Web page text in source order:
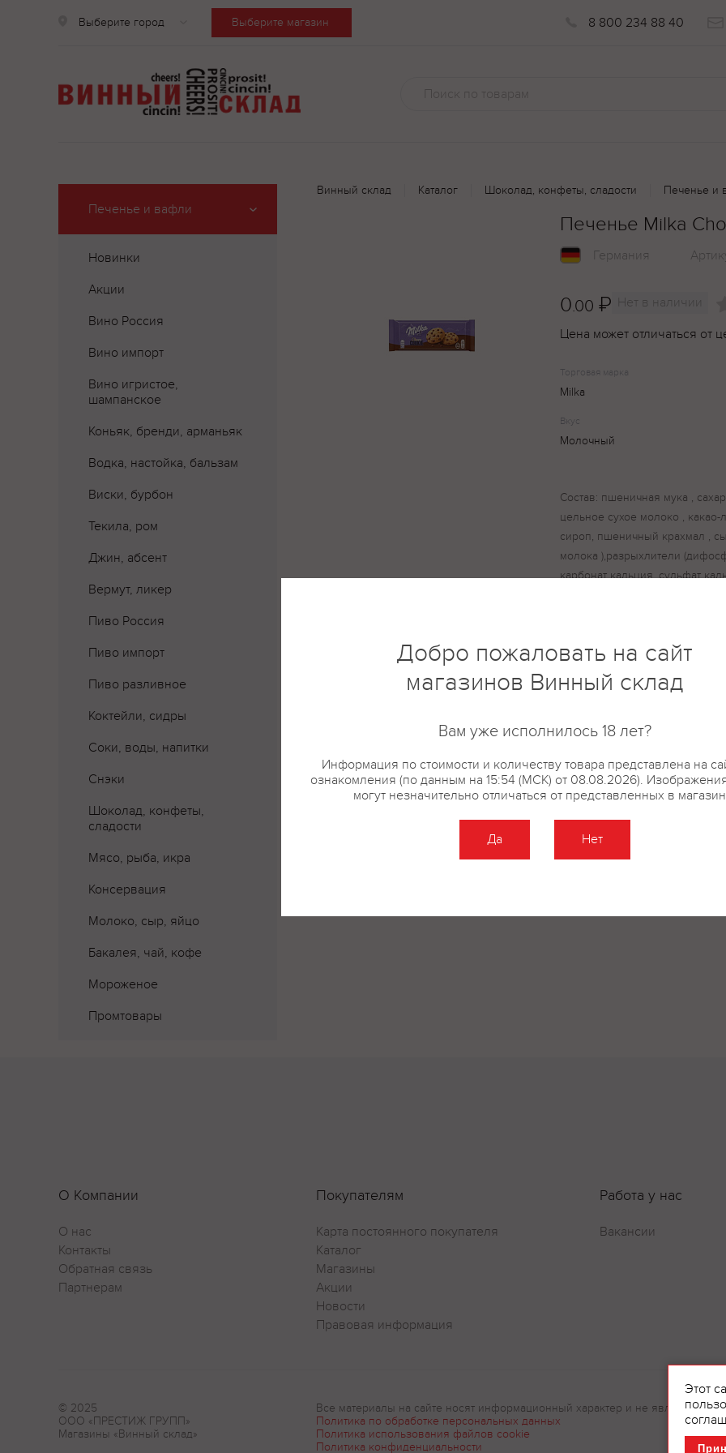
Выберите город Выберите магазин 8 800 234 88 40
Печенье и вафли
Новинки
Акции
Вино Россия
Вино импорт
Вино игристое,
шампанское
Коньяк, бренди, арманьяк
Водка, настойка, бальзам
Виски, бурбон
Текила, ром
Джин, абсент
Вермут, ликер
Пиво Россия
Пиво импорт
Пиво разливное
Коктейли, сидры
Соки, воды, напитки
Снэки
Шоколад, конфеты,
сладости
Мясо, рыба, икра
Консервация
Молоко, сыр, яйцо
Бакалея, чай, кофе
Мороженое
Промтовары
Винный склад Каталог Шоколад, конфеты, сладости Печенье и
Печенье Milka
Германия
0.00 ₽ Нет в наличии
Цена может отличаться от
Торговая марка
Milka
Вкус
Молочный
Состав: пшеничная мука ,
цельное сухое молоко ,
сироп, пшеничный крахмал ,
молока ),разрыхлители
карбонат кальция, сульфат
лецитин ), соль, ароматы,
О Компании
О нас
Контакты
Обратная связь
Партнерам
Покупателям
Карта постоянного покупателя
Каталог
Магазины
Акции
Новости
Правовая информация
Работа у нас
Вакансии
© 2025
ООО «ПРЕСТИЖ ГРУПП»
Магазины «Винный склад»
Все материалы на сайте носят информационный характер и не являются
Политика по обработке персональных данных
Политика использования файлов cookie
Политика конфиденциальности
Этот
Добро пожаловать на сайт
магазинов Винный склад
Вам уже исполнилось 18 лет?
Информация по стоимости и количеству товара представлена на
ознакомления (по данным на 15:54 (МСК) от 08.08.2026).
могут незначительно отличаться от представленных в
Да Нет